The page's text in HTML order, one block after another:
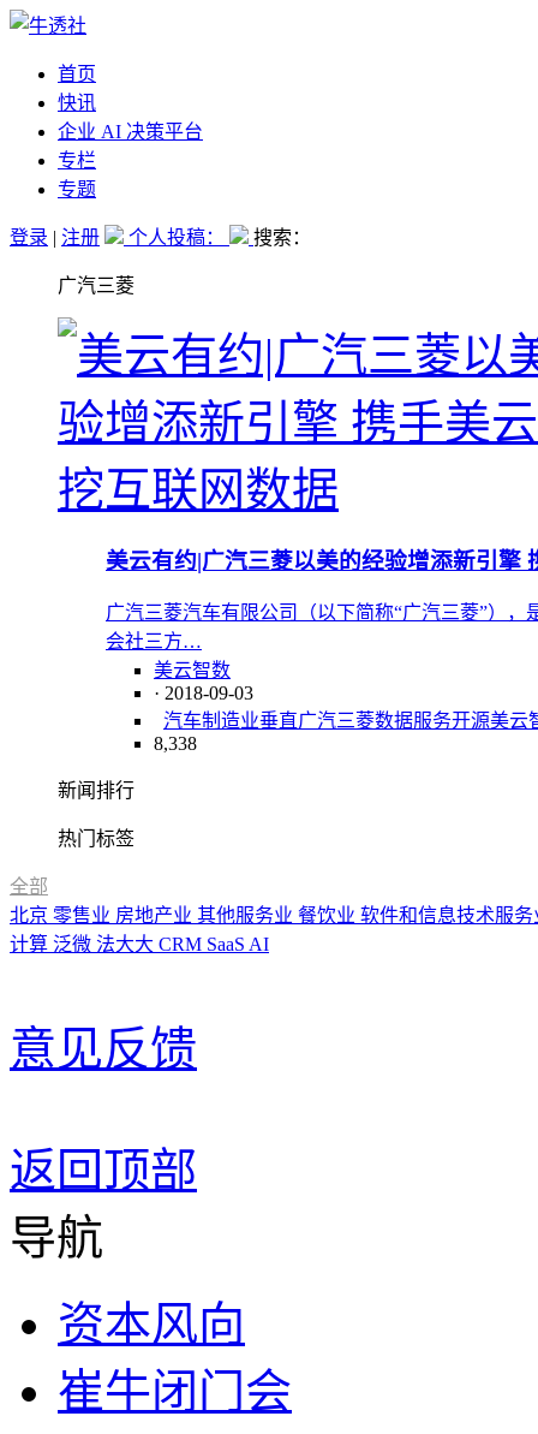
首页
快讯
企业 AI 决策平台
专栏
专题
登录 | 注册 个人投稿： 搜索：
广汽三菱
美云有约|广汽三菱以美的经验增添新引擎
广汽三菱汽车有限公司（以下简称“广汽三菱”）
会社三方…
美云智数
· 2018-09-03
汽车制造业垂直广汽三菱数据服务开源美云
8,338
新闻排行
热门标签
全部
北京 零售业 房地产业 其他服务业 餐饮业 软件和信息技术服
计算 泛微 法大大 CRM SaaS AI
意见反馈
返回顶部
导航
资本风向
崔牛闭门会